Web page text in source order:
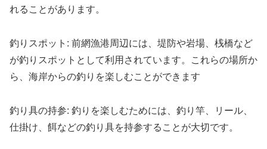
れることがあります。
釣りスポット: 前網漁港周辺には、堤防や岩場、桟橋など
が釣りスポットとして利用されています。これらの場所か
ら、海岸からの釣りを楽しむことができます
釣り具の持参: 釣りを楽しむためには、釣り竿、リール、
仕掛け、餌などの釣り具を持参することが大切です。